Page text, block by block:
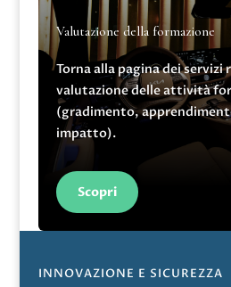
Valutazione della formazione
Torna alla pagina dei servizi
valutazione delle attività
(gradimento,
impatto).
Scopri
INNOVAZIONE E SICUREZZA